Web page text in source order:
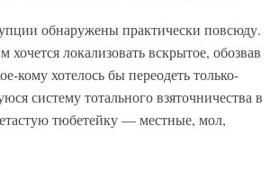
обнаружены практически повсюду.
локализовать вскрытое, обозвав
кому хотелось бы переодеть только-
систему тотального взяточничества в
тюбетейку — местные, мол,